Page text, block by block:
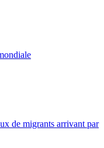
de migrants arrivant par